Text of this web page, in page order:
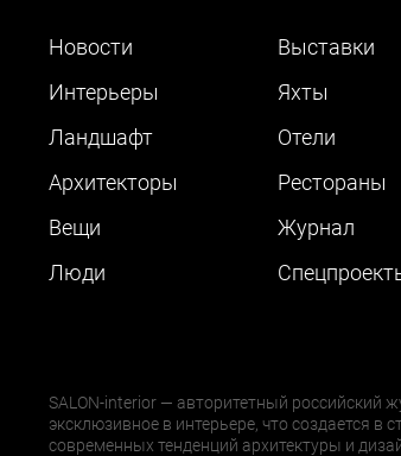
Новости
Интерьеры
Ландшафт
Архитекторы
Вещи
Люди
Выставки
Яхты
Отели
Рестораны
Журнал
SALON-interior — авторитетный российский
эксклюзивное в интерьере, что создается
современных тенденций архитектуры и